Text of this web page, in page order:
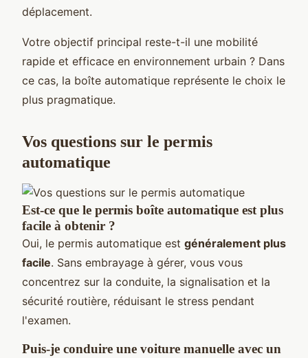
déplacement.
Votre objectif principal reste-t-il une mobilité
rapide et efficace en environnement urbain ? Dans
ce cas, la boîte automatique représente le choix le
plus pragmatique.
Vos questions sur le permis
automatique
Est-ce que le permis boîte automatique est plus
facile à obtenir ?
Oui, le permis automatique est généralement plus
facile. Sans embrayage à gérer, vous vous
concentrez sur la conduite, la signalisation et la
sécurité routière, réduisant le stress pendant
l'examen.
Puis-je conduire une voiture manuelle avec un